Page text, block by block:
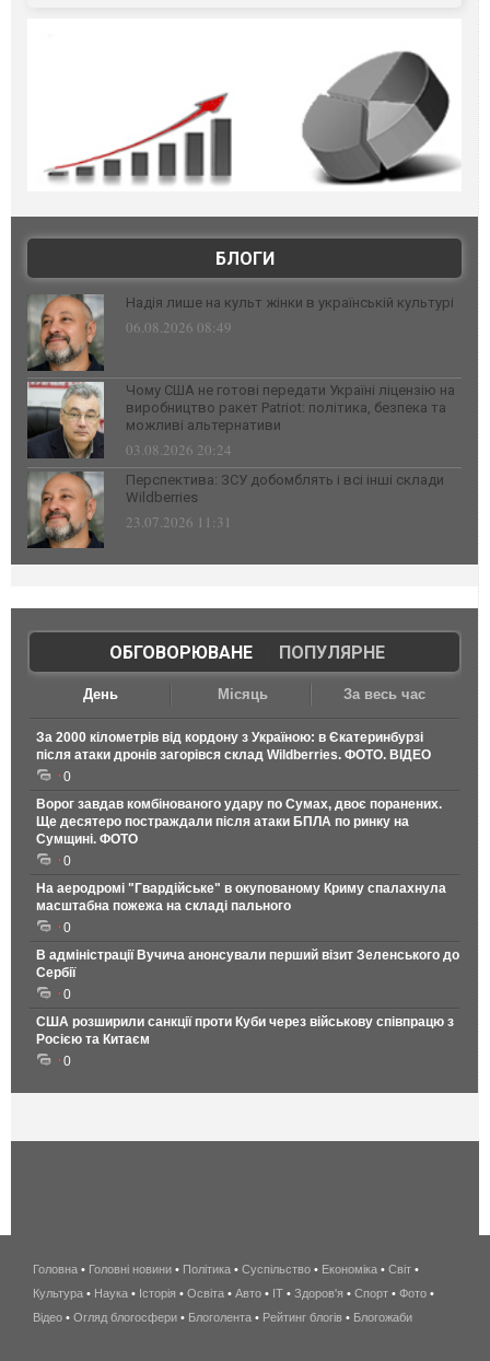
БЛОГИ
Надія лише на культ жінки в українській культурі
06.08.2026 08:49
Чому США не готові передати Україні ліцензію на
виробництво ракет Patriot: політика, безпека та
можливі альтернативи
03.08.2026 20:24
Перспектива: ЗСУ добомблять і всі інші склади
Wildberries
23.07.2026 11:31
ОБГОВОРЮВАНЕ| ПОПУЛЯРНЕ
День Місяць За весь час
За 2000 кілометрів від кордону з Україною: в Єкатеринбурзі
після атаки дронів загорівся склад Wildberries. ФОТО. ВІДЕО
0
Ворог завдав комбінованого удару по Сумах, двоє поранених.
Ще десятеро постраждали після атаки БПЛА по ринку на
Сумщині. ФОТО
0
На аеродромі "Гвардійське" в окупованому Криму спалахнула
масштабна пожежа на складі пального
0
В адміністрації Вучича анонсували перший візит Зеленського до
Сербії
0
США розширили санкції проти Куби через військову співпрацю з
Росією та Китаєм
0
беспроводной
интернет
киев
Головна • Головні новини • Політика • Суспільство • Економіка • Світ •
Культура • Наука • Історія • Освіта • Авто • IT • Здоров'я • Спорт • Фото •
Відео • Огляд блогосфери • Блоголента • Рейтинг блогів • Блогожаби